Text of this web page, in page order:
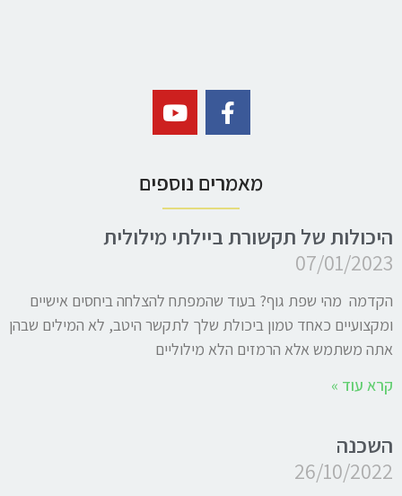
מאמרים נוספים
היכולות של תקשורת ביילתי מילולית
07/01/2023
הקדמה מהי שפת גוף? בעוד שהמפתח להצלחה ביחסים אישיים
ומקצועיים כאחד טמון ביכולת שלך לתקשר היטב, לא המילים שבהן
אתה משתמש אלא הרמזים הלא מילוליים
קרא עוד »
השכנה
26/10/2022